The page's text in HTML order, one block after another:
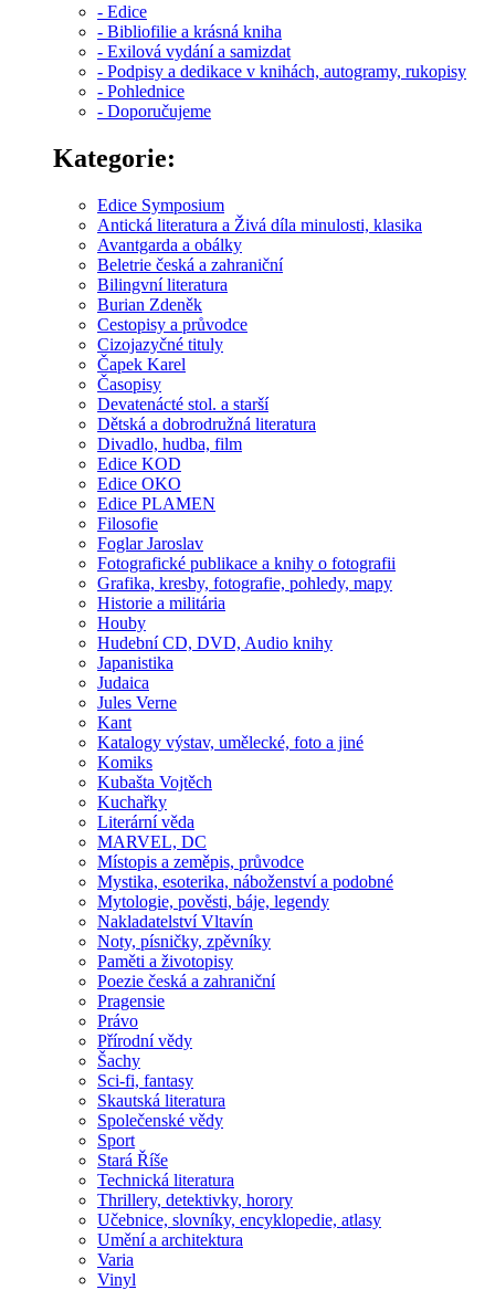
- Edice
- Bibliofilie a krásná kniha
- Exilová vydání a samizdat
- Podpisy a dedikace v knihách, autogramy, rukopisy
- Pohlednice
- Doporučujeme
Kategorie:
Edice Symposium
Antická literatura a Živá díla minulosti, klasika
Avantgarda a obálky
Beletrie česká a zahraniční
Bilingvní literatura
Burian Zdeněk
Cestopisy a průvodce
Cizojazyčné tituly
Čapek Karel
Časopisy
Devatenácté stol. a starší
Dětská a dobrodružná literatura
Divadlo, hudba, film
Edice KOD
Edice OKO
Edice PLAMEN
Filosofie
Foglar Jaroslav
Fotografické publikace a knihy o fotografii
Grafika, kresby, fotografie, pohledy, mapy
Historie a militária
Houby
Hudební CD, DVD, Audio knihy
Japanistika
Judaica
Jules Verne
Kant
Katalogy výstav, umělecké, foto a jiné
Komiks
Kubašta Vojtěch
Kuchařky
Literární věda
MARVEL, DC
Místopis a zeměpis, průvodce
Mystika, esoterika, náboženství a podobné
Mytologie, pověsti, báje, legendy
Nakladatelství Vltavín
Noty, písničky, zpěvníky
Paměti a životopisy
Poezie česká a zahraniční
Pragensie
Právo
Přírodní vědy
Šachy
Sci-fi, fantasy
Skautská literatura
Společenské vědy
Sport
Stará Říše
Technická literatura
Thrillery, detektivky, horory
Učebnice, slovníky, encyklopedie, atlasy
Umění a architektura
Varia
Vinyl